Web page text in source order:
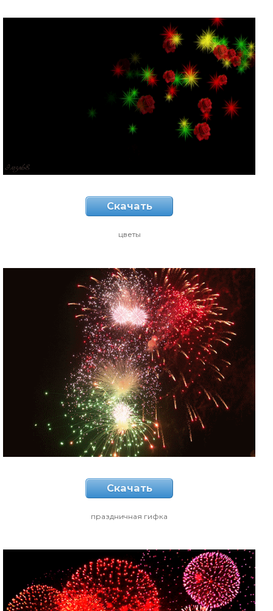
Скачать
цветы
Скачать
праздничная гифка